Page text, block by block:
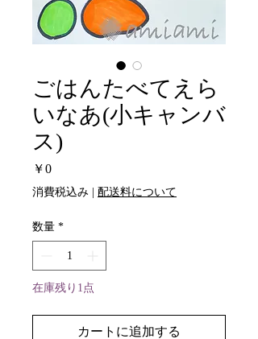
ごはんたべてえら
いなあ(小キャンバ
ス)
￥0価
格
消費税込み | 配送料について
数量 *
在庫残り1点
カートに追加する